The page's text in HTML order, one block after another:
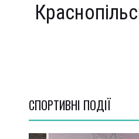
СПОРТИВНI ПОДІЇ